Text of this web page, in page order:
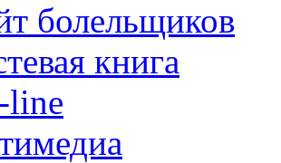
болельщиков
книга
line